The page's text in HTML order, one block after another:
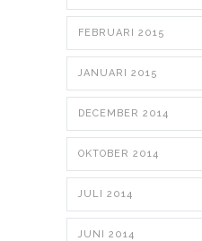
FEBRUARI 2015
JANUARI 2015
DECEMBER 2014
OKTOBER 2014
JULI 2014
JUNI 2014